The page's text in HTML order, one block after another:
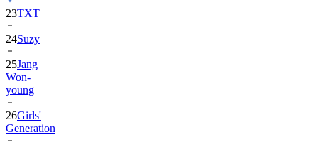
24Suzy
25Jang
Won-
young
26Girls'
Generation
27BOYNEXTDOOR